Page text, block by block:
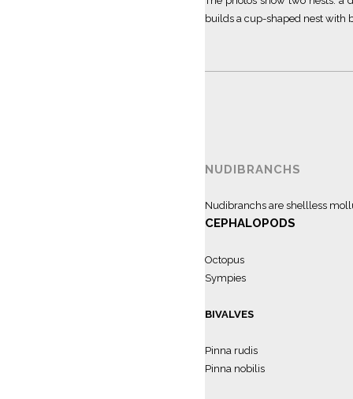
builds a cup-shaped nest with
NUDIBRANCHS
Nudibranchs are shellless
CEPHALOPODS
Octopus
Sympies
BIVALVES
Pinna rudis
Pinna nobilis